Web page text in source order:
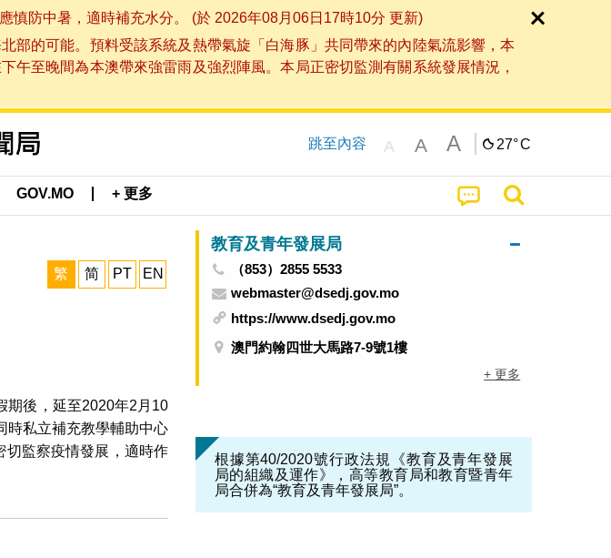
慎防中暑，適時補充水分。 (於 2026年08月06日17時10分 更新)
部的可能。預料受該系統及熱帶氣旋「白海豚」共同帶來的內陸氣流影響，本
至晚間為本澳帶來強雷雨及強烈陣風。本局正密切監測有關系統發展情況，
跳至內容 A A A 27°C
GOV.MO + 更多
繁 简 PT EN
期後，延至2020年2月10
時私立補充教學輔助中心
切監察疫情發展，適時作
教育及青年發展局
（853）2855 5533
webmaster@dsedj.gov.mo
https://www.dsedj.gov.mo
澳門約翰四世大馬路7-9號1樓
+ 更多
根據第40/2020號行政法規《教育及青年發展
局的組織及運作》，高等教育局和教育暨青年
局合併為“教育及青年發展局”。